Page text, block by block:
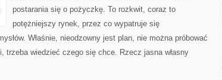
postarania się o pożyczkę. To rozkwit, coraz to
potężniejszy rynek, przez co wypatruje się
Właśnie, nieodzowny jest plan, nie można próbować
trzeba wiedzieć czego się chce. Rzecz jasna własny